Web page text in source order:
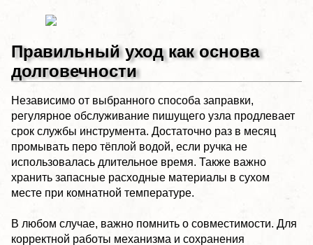
Правильный уход как основа
долговечности
Независимо от выбранного способа заправки,
регулярное обслуживание пишущего узла продлевает
срок службы инструмента. Достаточно раз в месяц
промывать перо тёплой водой, если ручка не
использовалась длительное время. Также важно
хранить запасные расходные материалы в сухом
месте при комнатной температуре.
В любом случае, важно помнить о совместимости. Для
корректной работы механизма и сохранения